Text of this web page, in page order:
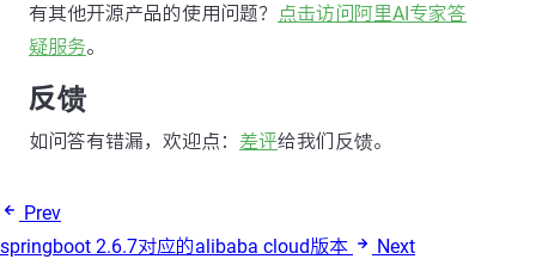
有其他开源产品的使用问题？
点击访问阿里AI专家答
疑服务。
反馈
如问答有错漏，欢迎点： 差评给我们反馈。
Prev
springboot 2.6.7对应的alibaba cloud版本
Next